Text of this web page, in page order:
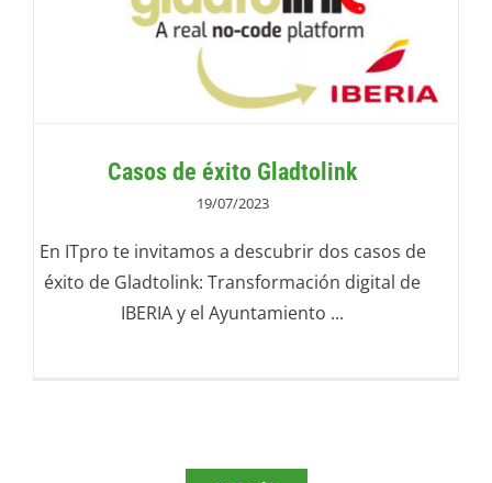
Casos de éxito Gladtolink
19/07/2023
En ITpro te invitamos a descubrir dos casos de
éxito de Gladtolink: Transformación digital de
IBERIA y el Ayuntamiento ...